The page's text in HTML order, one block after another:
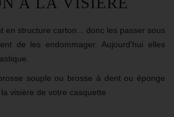
en structure carton... donc les passer sous
de les endommager. Aujourd'hui elles
souple ou brosse à dent ou éponge
visière de votre casquette